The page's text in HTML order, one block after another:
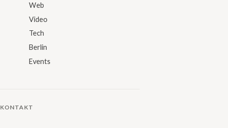
Web
Video
Tech
Berlin
Events
KONTAKT